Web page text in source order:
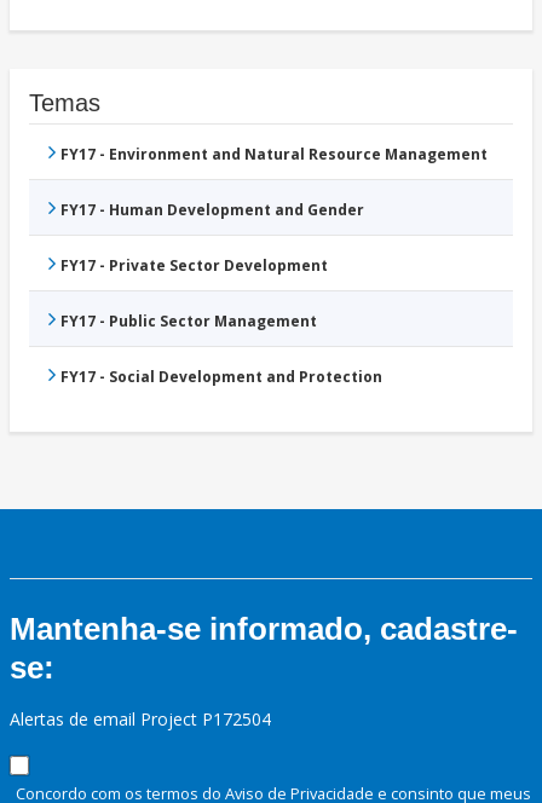
Temas
FY17 - Environment and Natural Resource Management
FY17 - Human Development and Gender
FY17 - Private Sector Development
FY17 - Public Sector Management
FY17 - Social Development and Protection
Mantenha-se informado, cadastre-
se:
Alertas de email Project P172504
Concordo com os termos do Aviso de Privacidade e consinto que meus